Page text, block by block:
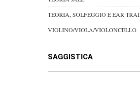
TEORIA, SOLFEGGIO E EAR
VIOLINO/VIOLA/VIOLONCELLO
SAGGISTICA